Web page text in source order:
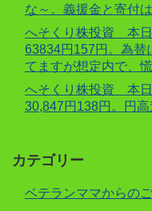
な～。義援金と寄付
へそくり株投資 本日
63834円157円。為替
てますが想定内で、慌
へそくり株投資 本日
30,847円138円。円高
カテゴリー
ベテランママからの